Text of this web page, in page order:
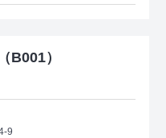
B001）
9